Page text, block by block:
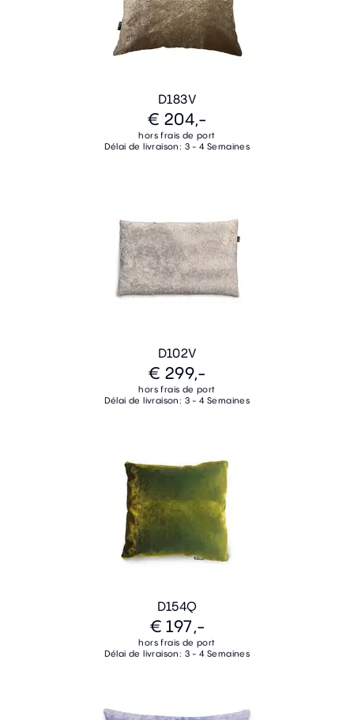
D183V
€ 204,-
hors frais de port
Délai de livraison: 3 - 4 Semaines
D102V
€ 299,-
hors frais de port
Délai de livraison: 3 - 4 Semaines
D154Q
€ 197,-
hors frais de port
Délai de livraison: 3 - 4 Semaines